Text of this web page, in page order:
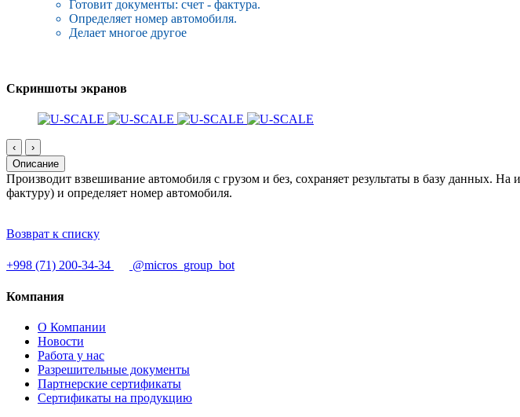
Готовит документы: счет - фактура.
Определяет номер автомобиля.
Делает многое другое
Скриншоты экранов
‹
›
Описание
Производит взвешивание автомобиля с грузом и без, сохраняет результаты в базу данных.
фактуру) и определяет номер автомобиля.
Возврат к списку
+998 (71) 200-34-34 @micros_group_bot
Компания
О Компании
Новости
Работа у нас
Разрешительные документы
Партнерские сертификаты
Сертификаты на продукцию